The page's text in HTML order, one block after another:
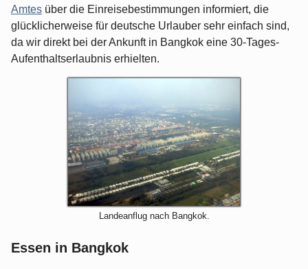
Amtes über die Einreisebestimmungen informiert, die
glücklicherweise für deutsche Urlauber sehr einfach sind,
da wir direkt bei der Ankunft in Bangkok eine 30-Tages-
Aufenthaltserlaubnis erhielten.
Landeanflug nach Bangkok.
Essen in Bangkok